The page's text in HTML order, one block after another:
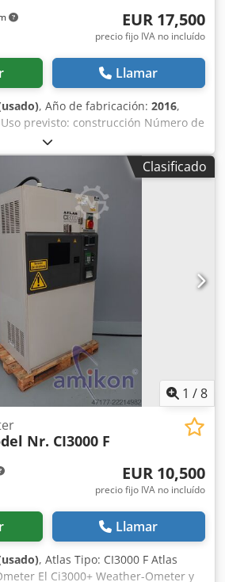
EUR 17,500
precio fijo IVA no incluído
Llamar
, Año de fabricación: 2016,
previsto: construcción Número de
en vacío: 1300 kg Características
de carga: 200 x 70 x 60 cm Marcado
historial y estado Número de
técnico: muy bueno Estado óptico:
adicional Apto para las siguientes
Condiciones de entrega: EXW
180 bar Caudal hidráulico
Aovpq Thsamek Frecuencia
inspección: 02-01-2025 País de
adicional Póngase en contacto
más información.
Clasificado
1 /8
Nr. CI3000 F
EUR 10,500
precio fijo IVA no incluído
Llamar
, Atlas Tipo: CI3000 F Atlas
El Ci3000+ Weather-Ometer y